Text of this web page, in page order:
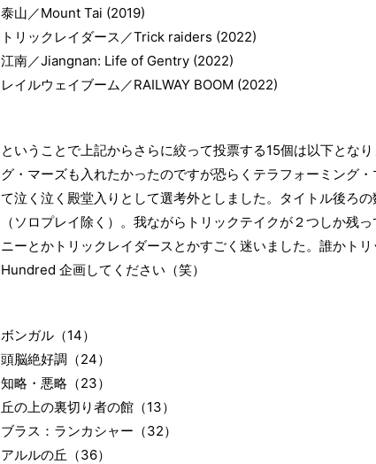
泰山／Mount Tai (2019)
トリックレイダース／Trick raiders (2022)
江南／Jiangnan: Life of Gentry (2022)
レイルウェイブーム／RAILWAY BOOM (2022)
ということで上記からさらに絞って投票する15個は以下とな
グ・マーズも入れたかったのですが恐らくテラフォーミング
て泣く泣く殿堂入りとして選考外としました。タイトル後ろ
（ソロプレイ除く）。我ながらトリックテイクが２つしか残
ニーとかトリックレイダースとかすごく迷いました。誰かト
Hundred 企画してください（笑）
ボンガル（14）
頭脳絶好調（24）
知略・悪略（23）
丘の上の裏切り者の館（13）
ブラス：ランカシャー（32）
アルルの丘（36）